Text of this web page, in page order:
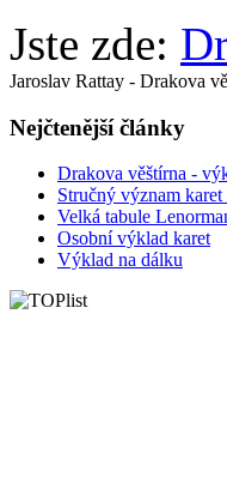
Jste zde:
Jaroslav Rattay - Drakova
Nejčtenější články
Drakova věštírna -
Stručný význam
Velká tabule
Osobní výklad karet
Výklad na dálku